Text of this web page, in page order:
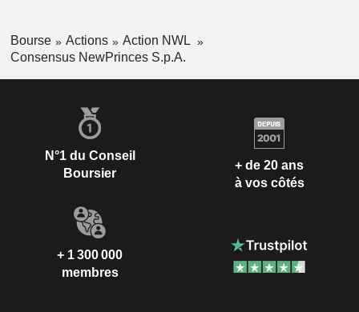
Bourse Actions
Action NWL
Consensus NewPrinces S.p.A.
N°1 du Conseil
Boursier
+ de 20 ans
à vos côtés
+ 1 300 000
membres